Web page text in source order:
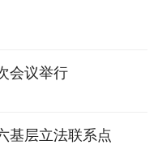
会议举行
基层立法联系点